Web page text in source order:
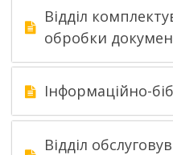
Відділ
обробки
Інформаційно-
Відділ